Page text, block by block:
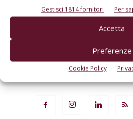
Gestisci 1814 fornitori Per
Accetta
Preferenze
Cookie Policy